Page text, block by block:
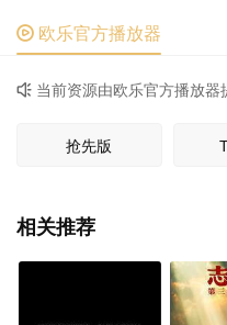
 欧乐官方播放器
 当前资源由欧乐官方播放
抢先版
相关推荐